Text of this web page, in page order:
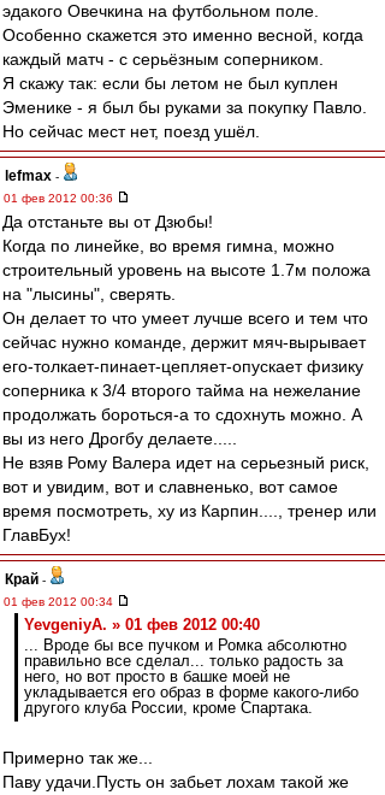
эдакого Овечкина на футбольном поле.
Особенно скажется это именно весной, когда
каждый матч - с серьёзным соперником.
Я скажу так: если бы летом не был куплен
Эменике - я был бы руками за покупку Павло.
Но сейчас мест нет, поезд ушёл.
lefmax -
01 фев 2012 00:36
Да отстаньте вы от Дзюбы!
Когда по линейке, во время гимна, можно
строительный уровень на высоте 1.7м положа
на "лысины", сверять.
Он делает то что умеет лучше всего и тем что
сейчас нужно команде, держит мяч-вырывает
его-толкает-пинает-цепляет-опускает физику
соперника к 3/4 второго тайма на нежелание
продолжать бороться-а то сдохнуть можно. А
вы из него Дрогбу делаете.....
Не взяв Рому Валера идет на серьезный риск,
вот и увидим, вот и славненько, вот самое
время посмотреть, ху из Карпин...., тренер или
ГлавБух!
Край -
01 фев 2012 00:34
YevgeniyA. » 01 фев 2012 00:40
... Вроде бы все пучком и Ромка абсолютно
правильно все сделал... только радость за
него, но вот просто в башке моей не
укладывается его образ в форме какого-либо
другого клуба России, кроме Спартака.
Примерно так же...
Паву удачи.Пусть он забьет лохам такой же